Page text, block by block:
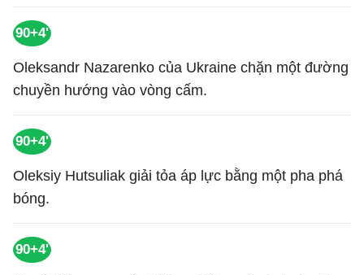
90+4'
Oleksandr Nazarenko của Ukraine chặn một đường
chuyền hướng vào vòng cấm.
90+4'
Oleksiy Hutsuliak giải tỏa áp lực bằng một pha phá
bóng.
90+4'